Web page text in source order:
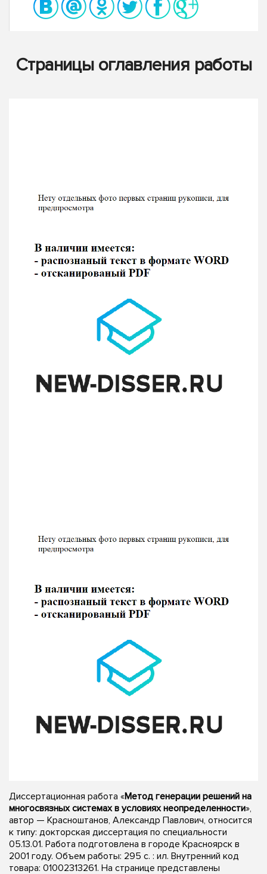
Страницы оглавления работы
Диссертационная работа «Метод генерации решений на
многосвязных системах в условиях неопределенности»,
автор — Красноштанов, Александр Павлович, относится
к типу: докторская диссертация по специальности
05.13.01. Работа подготовлена в городе Красноярск в
2001 году. Объем работы: 295 с. : ил. Внутренний код
товара: 01002313261. На странице представлены